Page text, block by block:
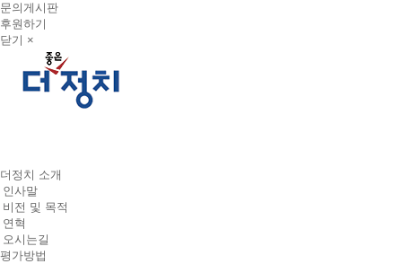
문의게시판
후원하기
닫기 ×
더정치 소개
인사말
비전 및 목적
연혁
오시는길
평가방법